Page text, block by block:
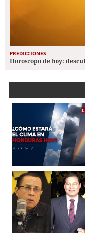
PREDICCIONES
Horóscopo de hoy: